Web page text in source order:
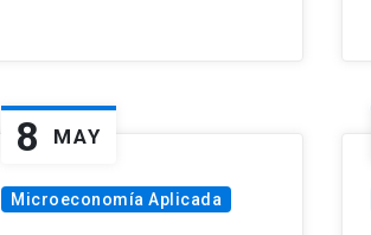
8 MAY
Microeconomía Aplicada